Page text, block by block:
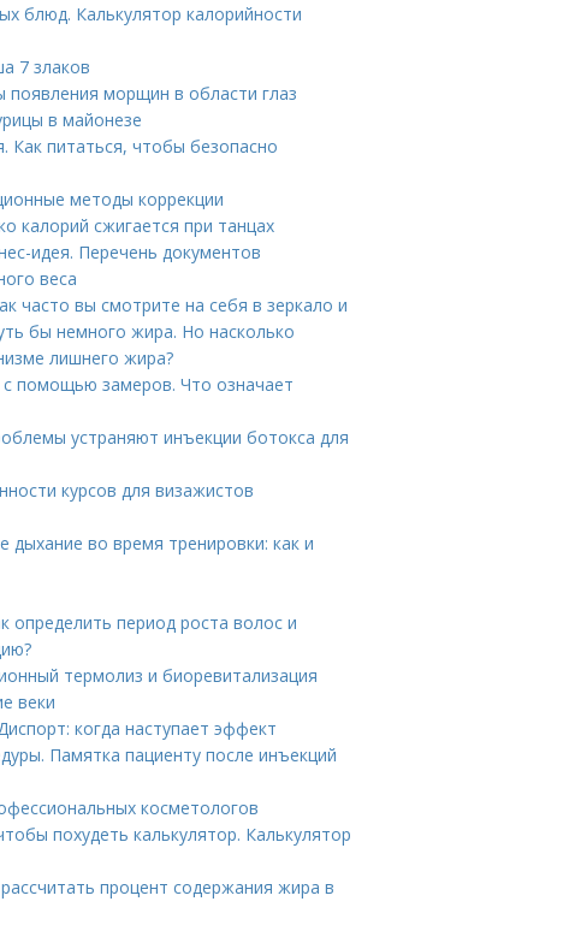
блюд. Калькулятор калорийности
7 злаков
появления морщин в области глаз
в майонезе
Как питаться, чтобы безопасно
методы коррекции
калорий сжигается при танцах
идея. Перечень документов
веса
часто вы смотрите на себя в зеркало и
бы немного жира. Но насколько
лишнего жира?
помощью замеров. Что означает
устраняют инъекции ботокса для
курсов для визажистов
дыхание во время тренировки: как и
определить период роста волос и
термолиз и биоревитализация
веки
когда наступает эффект
Памятка пациенту после инъекций
косметологов
похудеть калькулятор. Калькулятор
процент содержания жира в